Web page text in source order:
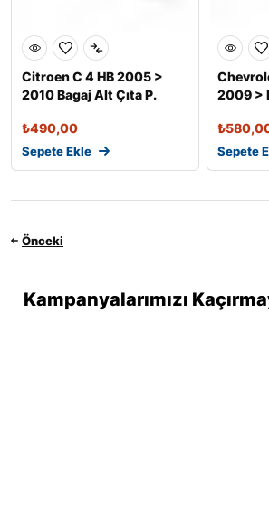
Citroen C 4 HB 2005 >
2010 Bagaj Alt Çıta P.
₺490,00
Sepete Ekle
2009 >
₺
Sepete
Önceki
Kampanyalarımızı